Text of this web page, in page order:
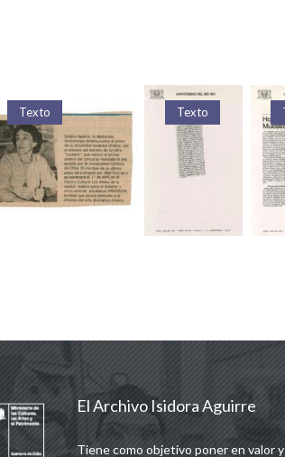
Texto Texto
El Archivo Isidora Aguirre
Tiene como objetivo poner en valor y